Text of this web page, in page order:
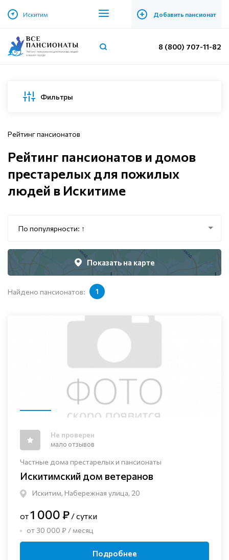
Искитим + Добавить пансионат
8 (800) 707-11-82
Фильтры
Рейтинг пансионатов
Рейтинг пансионатов и домов
престарелых для пожилых
людей в Искитиме
По популярности: ↑
Показать на карте
Найдено пансионатов: 1
Частные дома престарелых и пансионаты
Искитимский дом ветеранов
Искитим, Набережная улица, 20
Не проверен
мало отзывов
от1 000 ₽ / сутки
от 30 000 ₽ / месяц
Подробнее